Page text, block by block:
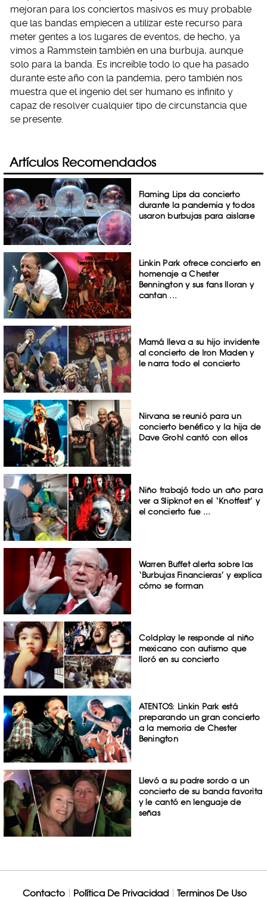
mejoran para los conciertos masivos es muy probable
que las bandas empiecen a utilizar este recurso para
meter gentes a los lugares de eventos, de hecho, ya
vimos a Rammstein también en una burbuja, aunque
solo para la banda. Es increíble todo lo que ha pasado
durante este año con la pandemia, pero también nos
muestra que el ingenio del ser humano es infinito y
capaz de resolver cualquier tipo de circunstancia que
se presente.
Artículos Recomendados
Flaming Lips da concierto
durante la pandemia y todos
usaron burbujas para aislarse
Linkin Park ofrece concierto en
homenaje a Chester
Bennington y sus fans lloran y
cantan ...
Mamá lleva a su hijo invidente
al concierto de Iron Maden y
le narra todo el concierto
Nirvana se reunió para un
concierto benéfico y la hija de
Dave Grohl cantó con ellos
Niño trabajó todo un año para
ver a Slipknot en el ‘Knotfest’ y
el concierto fue ...
Warren Buffet alerta sobre las
‘Burbujas Financieras’ y explica
cómo se forman
Coldplay le responde al niño
mexicano con autismo que
lloró en su concierto
ATENTOS: Linkin Park está
preparando un gran concierto
a la memoria de Chester
Benington
Llevó a su padre sordo a un
concierto de su banda favorita
y le cantó en lenguaje de
señas
Contacto Política De Privacidad Terminos De Uso